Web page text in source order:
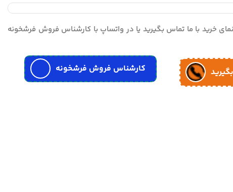
خرید با ما تماس بگیرید یا در واتساپ با کارشناس فروش فرشخونه
کارشناس فروش فرشخونه